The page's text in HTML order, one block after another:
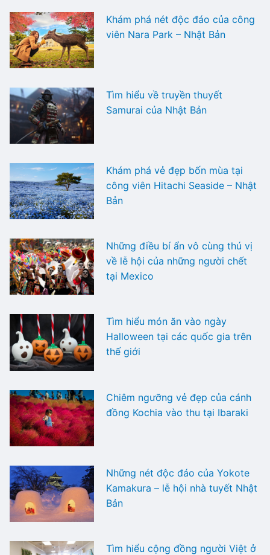
Khám phá nét độc đáo của công
viên Nara Park – Nhật Bản
Tìm hiểu về truyền thuyết
Samurai của Nhật Bản
Khám phá vẻ đẹp bốn mùa tại
công viên Hitachi Seaside – Nhật
Bản
Những điều bí ẩn vô cùng thú vị
về lễ hội của những người chết
tại Mexico
Tìm hiểu món ăn vào ngày
Halloween tại các quốc gia trên
thế giới
Chiêm ngưỡng vẻ đẹp của cánh
đồng Kochia vào thu tại Ibaraki
Những nét độc đáo của Yokote
Kamakura – lễ hội nhà tuyết Nhật
Bản
Tìm hiểu cộng đồng người Việt ở